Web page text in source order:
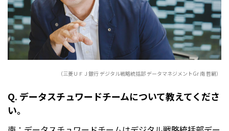
（三菱ＵＦＪ銀行 デジタル戦略統括部 データマネジメントGr 南 哲嗣）
Q. データスチュワードチームについて教えてくださ
い。